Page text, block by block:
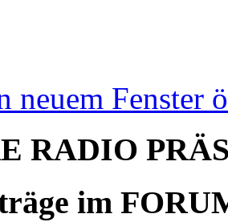
neuem Fenster
RADIO
im